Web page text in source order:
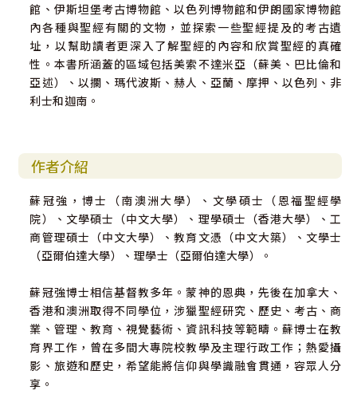
館、伊斯坦堡考古博物館、以色列博物館和伊朗國家博物館
內各種與聖經有關的文物，並探索一些聖經提及的考古遺
址，以幫助讀者更深入了解聖經的內容和欣賞聖經的真確
性。本書所涵蓋的區域包括美索不達米亞（蘇美、巴比倫和
亞述）、以攔、瑪代波斯、赫人、亞蘭、摩押、以色列、非
利士和迦南。
作者介紹
蘇冠強，博士（南澳洲大學）、文學碩士（恩福聖經學
院）、文學碩士（中文大學）、理學碩士（香港大學）、工
商管理碩士（中文大學）、教育文憑（中文大築）、文學士
（亞爾伯達大學）、理學士（亞爾伯達大學）。
蘇冠強博士相信基督教多年。蒙神的恩典，先後在加拿大、
香港和澳洲取得不同學位，涉獵聖經研究、歷史、考古、商
業、管理、教育、視覺藝術、資訊科技等範疇。蘇博士在教
育界工作，曾在多間大專院校教學及主理行政工作；熱愛攝
影、旅遊和歷史，希望能將信仰與學識融會貫通，容眾人分
享。